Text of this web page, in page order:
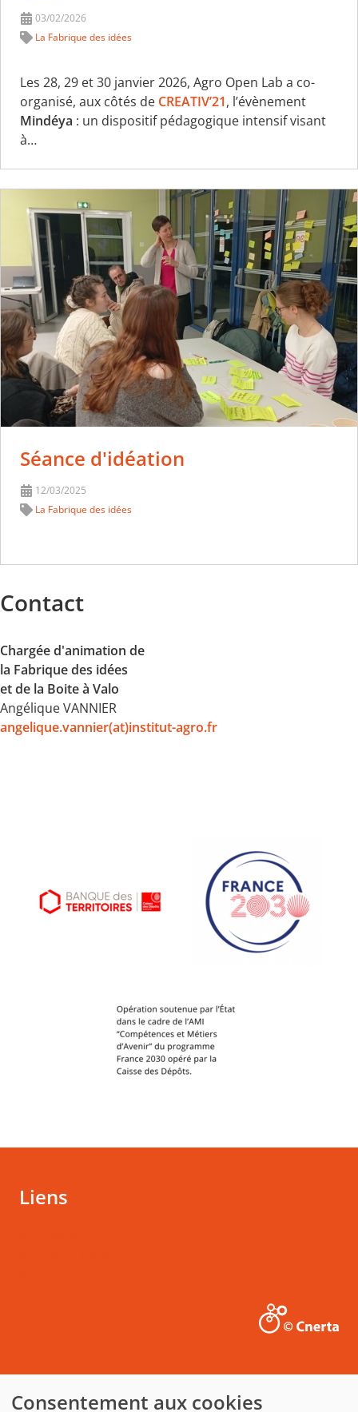
03/02/2026
La Fabrique des idées
Les 28, 29 et 30 janvier 2026, Agro Open Lab a co-
organisé, aux côtés de CREATIV’21, l’évènement
Mindéya : un dispositif pédagogique intensif visant
à…
Séance d'idéation
12/03/2025
La Fabrique des idées
Contact
Chargée d'animation de
la Fabrique des idées
et de la Boite à Valo
Angélique VANNIER
angelique.vannier(at)institut-agro.fr
Liens
Consentement aux cookies